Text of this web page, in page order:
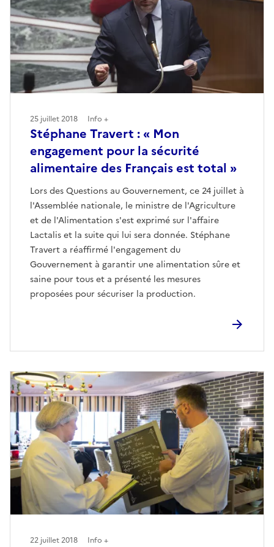
Stéphane Travert : « Mon
engagement pour la sécurité
alimentaire des Français est total »
Lors des Questions au Gouvernement, ce 24 juillet à
l'Assemblée nationale, le ministre de l'Agriculture
et de l'Alimentation s'est exprimé sur l'affaire
Lactalis et la suite qui lui sera donnée. Stéphane
Travert a réaffirmé l'engagement du
Gouvernement à garantir une alimentation sûre et
saine pour tous et a présenté les mesures
proposées pour sécuriser la production.
25 juillet 2018 Info +
22 juillet 2018 Info +